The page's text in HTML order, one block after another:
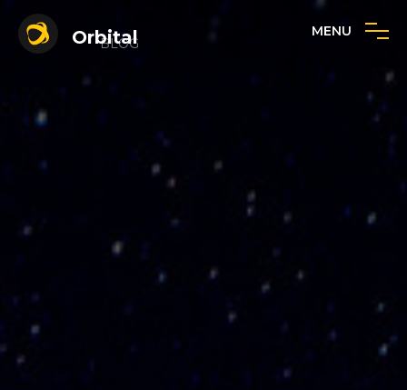
Orbital
BLOG
MENU